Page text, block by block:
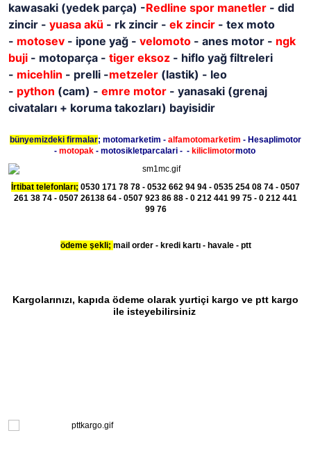
kawasaki (yedek parça) -Redline spor manetler - did
zincir - yuasa akü - rk zincir - ek zincir - tex moto
- motosev - ipone yağ - velomoto - anes motor - ngk
buji - motoparça - tiger eksoz - hiflo yağ filtreleri
- micehlin - prelli -metzeler (lastik) - leo
- python (cam) - emre motor - yanasaki (grenaj
civataları + koruma takozları) bayisidir
bünyemizdeki firmalar; motomarketim - alfamotomarketim - Hesaplimotor
- motopak- motosikletparcalari - - kiliclimotormoto
İrtibat telefonları; 0530 171 78 78 - 0532 662 94 94 - 0535 254 08 74 - 0507
261 38 74 - 0507 26138 64 - 0507 923 86 88 - 0 212 441 99 75 - 0 212 441
99 76
ödeme şekli; mail order - kredi kartı - havale - ptt
Kargolarınızı, kapıda ödeme olarak yurtiçi kargo ve ptt kargo
ile isteyebilirsiniz